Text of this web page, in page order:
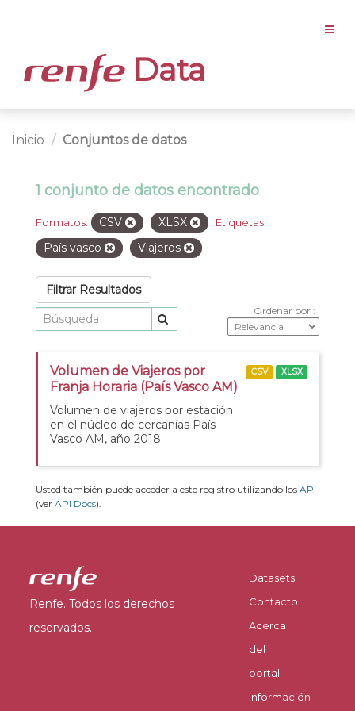
Data
Inicio Conjuntos de datos
1 conjunto de datos encontrado
Formatos: CSV XLSX Etiquetas:
País vasco Viajeros
Filtrar Resultados
Ordenar por
Volumen de Viajeros por
Franja Horaria (País Vasco AM)
Volumen de viajeros por estación
en el núcleo de cercanías País
Vasco AM, año 2018
CSV XLSX
Usted también puede acceder a este registro utilizando los API
(ver API Docs).
Renfe. Todos los derechos
reservados.
Datasets
Contacto
Acerca
del
portal
Información